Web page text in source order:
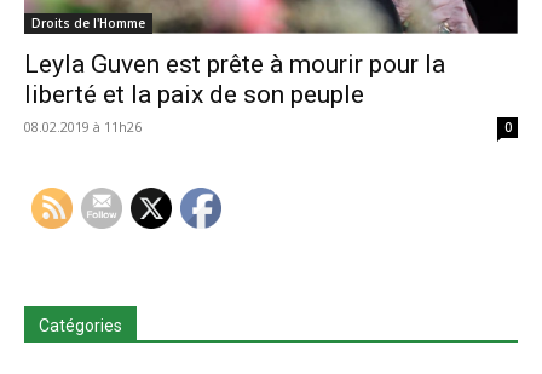
Droits de l'Homme
Leyla Guven est prête à mourir pour la
liberté et la paix de son peuple
08.02.2019 à 11h26 0
Catégories